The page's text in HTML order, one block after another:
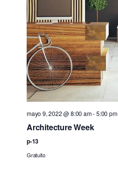
mayo 9, 2022 @ 8:00 am-5:00 pm
Architecture Week
p-13
Gratuito